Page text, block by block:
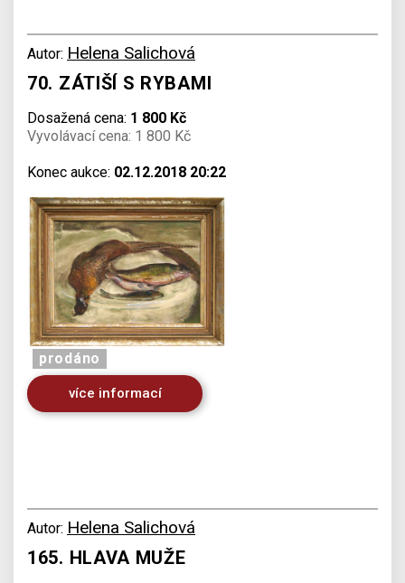
Autor: Helena Salichová
70. ZÁTIŠÍ S RYBAMI
Dosažená cena: 1 800 Kč
Vyvolávací cena: 1 800 Kč
Konec aukce: 02.12.2018 20:22
prodáno
více informací
Autor: Helena Salichová
165. HLAVA MUŽE